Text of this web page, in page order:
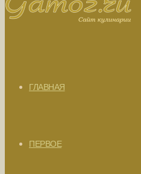
ГЛАВНАЯ
ПЕРВОЕ